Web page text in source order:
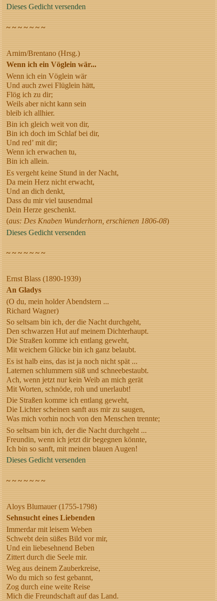
Dieses Gedicht versenden
~ ~ ~ ~ ~ ~ ~
Arnim/Brentano (Hrsg.)
Wenn ich ein Vöglein wär...
Wenn ich ein Vöglein wär
Und auch zwei Flüglein hätt,
Flög ich zu dir;
Weils aber nicht kann sein
bleib ich allhier.
Bin ich gleich weit von dir,
Bin ich doch im Schlaf bei dir,
Und red’ mit dir;
Wenn ich erwachen tu,
Bin ich allein.
Es vergeht keine Stund in der Nacht,
Da mein Herz nicht erwacht,
Und an dich denkt,
Dass du mir viel tausendmal
Dein Herze geschenkt.
(aus: Des Knaben Wunderhorn, erschienen 1806-08)
Dieses Gedicht versenden
~ ~ ~ ~ ~ ~ ~
Ernst Blass (1890-1939)
An Gladys
(O du, mein holder Abendstern ...
Richard Wagner)
So seltsam bin ich, der die Nacht durchgeht,
Den schwarzen Hut auf meinem Dichterhaupt.
Die Straßen komme ich entlang geweht,
Mit weichem Glücke bin ich ganz belaubt.
Es ist halb eins, das ist ja noch nicht spät ...
Laternen schlummern süß und schneebestaubt.
Ach, wenn jetzt nur kein Weib an mich gerät
Mit Worten, schnöde, roh und unerlaubt!
Die Straßen komme ich entlang geweht,
Die Lichter scheinen sanft aus mir zu saugen,
Was mich vorhin noch von den Menschen trennte;
So seltsam bin ich, der die Nacht durchgeht ...
Freundin, wenn ich jetzt dir begegnen könnte,
Ich bin so sanft, mit meinen blauen Augen!
Dieses Gedicht versenden
~ ~ ~ ~ ~ ~ ~
Aloys Blumauer (1755-1798)
Sehnsucht eines Liebenden
Immerdar mit leisem Weben
Schwebt dein süßes Bild vor mir,
Und ein liebesehnend Beben
Zittert durch die Seele mir.
Weg aus deinem Zauberkreise,
Wo du mich so fest gebannt,
Zog durch eine weite Reise
Mich die Freundschaft auf das Land.